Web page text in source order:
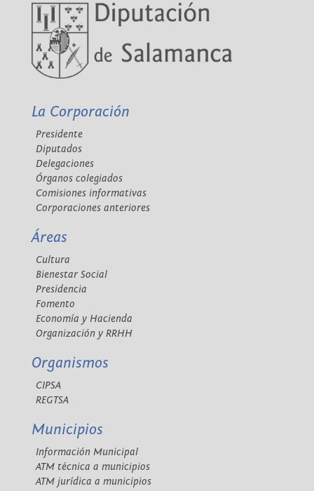
La Corporación
Presidente
Diputados
Delegaciones
Órganos colegiados
Comisiones informativas
Corporaciones anteriores
Áreas
Cultura
Bienestar Social
Presidencia
Fomento
Economía y Hacienda
Organización y RRHH
Organismos
CIPSA
REGTSA
Municipios
Información Municipal
ATM técnica a municipios
ATM jurídica a municipios